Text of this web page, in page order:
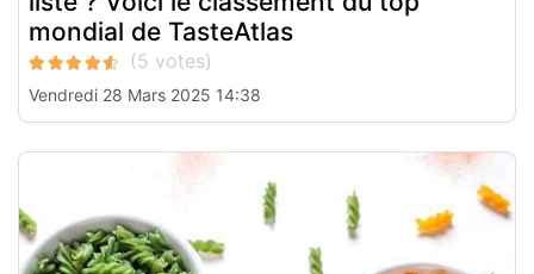
mondial de TasteAtlas
Vendredi 28 Mars 2025 14:38